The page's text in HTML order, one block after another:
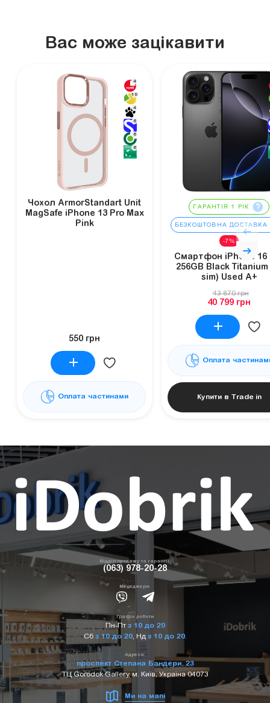
Вас може зацікавити
4
10
4
6
6
6
Чохол ArmorStandart Unit
MagSafe iPhone 13 Pro Max
Pink
550 грн
Оплата частинами
ГАРАНТІЯ 1 РІК
БЕЗКОШТОВНА ДОСТАВКА
-7%
Смартфон iPhone 16
256GB Black Titanium
sim) Used A+
40 799 грн
43 870 грн
Оплата
Купити в Trade in
Відділ продажу та гарантії:
(063) 978-20-28
Меседжери:
Графік роботи
Пн-Пт з 10 до 20
Сб з 10 до 20, Нд з 10 до 20.
Адреса:
проспект Степана Бандери, 23
ТЦ Gorodok Gallery, м. Київ, Україна 04073
Ми на мапі